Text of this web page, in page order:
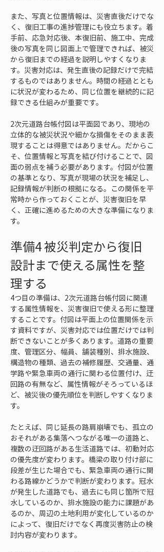
また、写真と位置情報は、災害直後だけでな
く、復旧工事の進捗管理にも役立ちます。着
手前、応急対応後、本復旧前、施工中、完成
後の写真を同じ図面上で管理できれば、被災
から復旧までの経過を説明しやすくなりま
す。災害対応は、発生直後の記録だけで完結
するものではありません。時間の経過ととも
に状況が変わるため、同じ位置を継続的に記
録できる仕組みが重要です。
2次元道路台帳付図は平面図であり、現地の
立体的な被災状況や細かな損傷をそのまま表
現することは得意ではありません。だからこ
そ、位置情報と写真を結び付けることで、図
面の弱点を補う必要があります。付図が位置
の基準となり、写真が現場の状況を補足し、
記録情報が判断の根拠になる。この関係を平
常時から作っておくことが、災害復旧を早
く、正確に進めるための大きな準備になりま
す。
準備4 被災判定から復旧
設計まで使える属性を整
理する
4つ目の準備は、2次元道路台帳付図に関連
する属性情報を、災害復旧で使える形に整理
することです。付図は平面上の位置関係を示
す資料ですが、災害対応では位置だけでは判
断できないことが多くあります。道路の重要
度、管理区分、幅員、舗装種別、排水施設、
構造物の種類、過去の補修履歴、交通量、通
学路や緊急車両の通行に関わる位置付け、迂
回路の有無など、属性情報がそろっているほ
ど、被災後の優先順位を判断しやすくなりま
す。
たとえば、同じ延長の路肩崩壊でも、孤立の
おそれがある集落へつながる唯一の道路と、
複数の迂回路がある生活道路では、初動対応
の優先度が変わります。橋梁の取り付け部に
段差が生じた場合でも、緊急車両の通行に関
わる路線かどうかで判断が変わります。冠水
が発生した道路でも、過去にも同じ箇所で冠
水しているのか、排水施設の能力に課題があ
るのか、周辺の土地利用が変化しているのか
によって、復旧だけでなく再度災害防止の検
討内容が変わります。